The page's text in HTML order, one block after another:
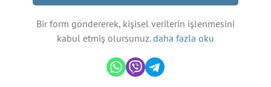
Bir form göndererek, kişisel verilerin işlenmesini
kabul etmiş olursunuz.daha fazla oku